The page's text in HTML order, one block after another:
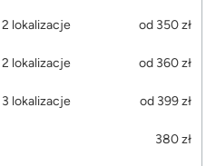
2 lokalizacje od 350 zł
2 lokalizacje od 360 zł
3 lokalizacje od 399 zł
380 zł